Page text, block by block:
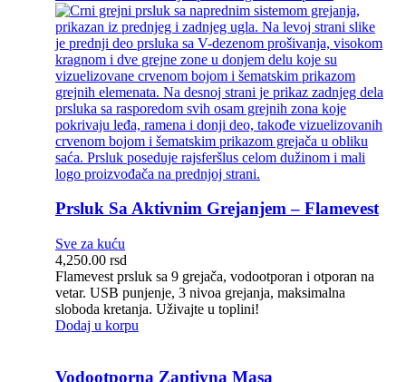
Prsluk Sa Aktivnim Grejanjem – Flamevest
Sve za kuću
4,250.00 rsd
Flamevest prsluk sa 9 grejača, vodootporan i otporan na
vetar. USB punjenje, 3 nivoa grejanja, maksimalna
sloboda kretanja. Uživajte u toplini!
Dodaj u korpu
Vodootporna Zaptivna Masa